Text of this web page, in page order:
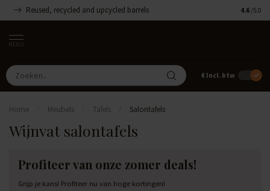
Reused, recycled and upcycled barrels 4.6 /5.0
MENU
€ Incl. btw
Home Meubels Tafels Salontafels
Wijnvat salontafels
Profiteer van onze zomer deals!
Grijp je kans! Profiteer nu van hoge kortingen!